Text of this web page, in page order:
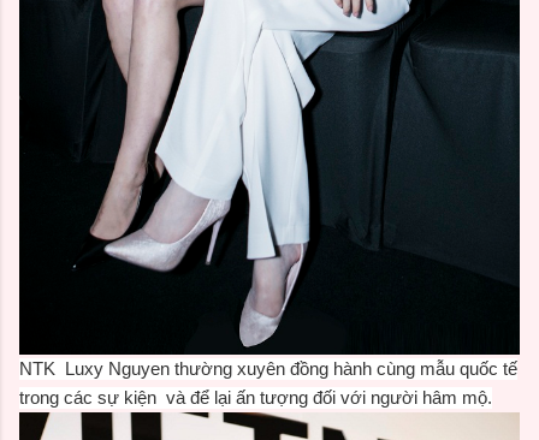
NTK Luxy Nguyen thường xuyên đồng hành cùng mẫu quốc tế
trong các sự kiện và để lại ấn tượng đối với người hâm mộ.